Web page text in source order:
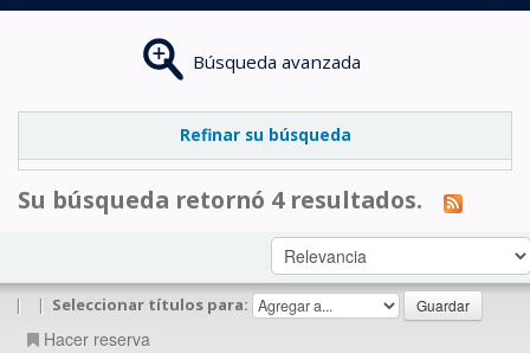
Búsqueda avanzada
Refinar su búsqueda
Su búsqueda retornó 4 resultados.
| | Seleccionar títulos para:
Hacer reserva